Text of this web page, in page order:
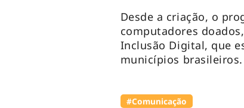
Desde a criação, o
computadores
Inclusão Digital, que
municípios brasileiros.
#Comunicação